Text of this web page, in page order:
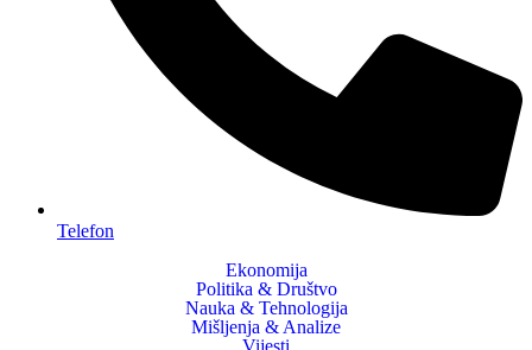
Telefon
Ekonomija
Politika & Društvo
Nauka & Tehnologija
Mišljenja & Analize
Vijesti